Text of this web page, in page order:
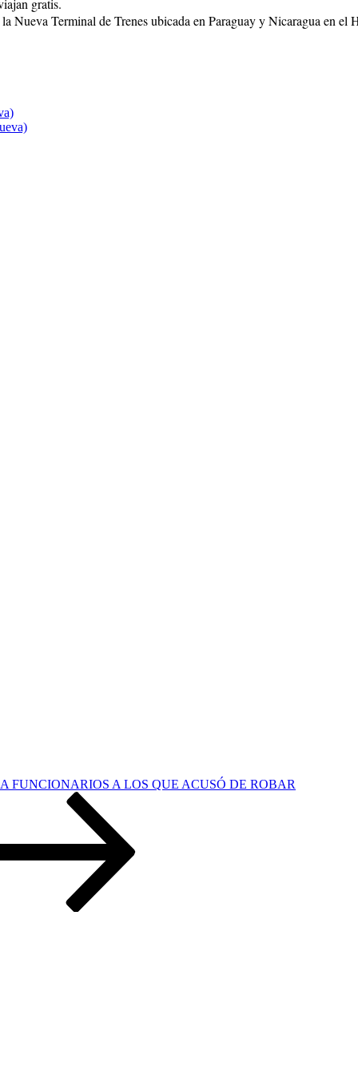
gratis.
Nueva Terminal de Trenes ubicada en Paraguay y Nicaragua en el
FUNCIONARIOS A LOS QUE ACUSÓ DE ROBAR